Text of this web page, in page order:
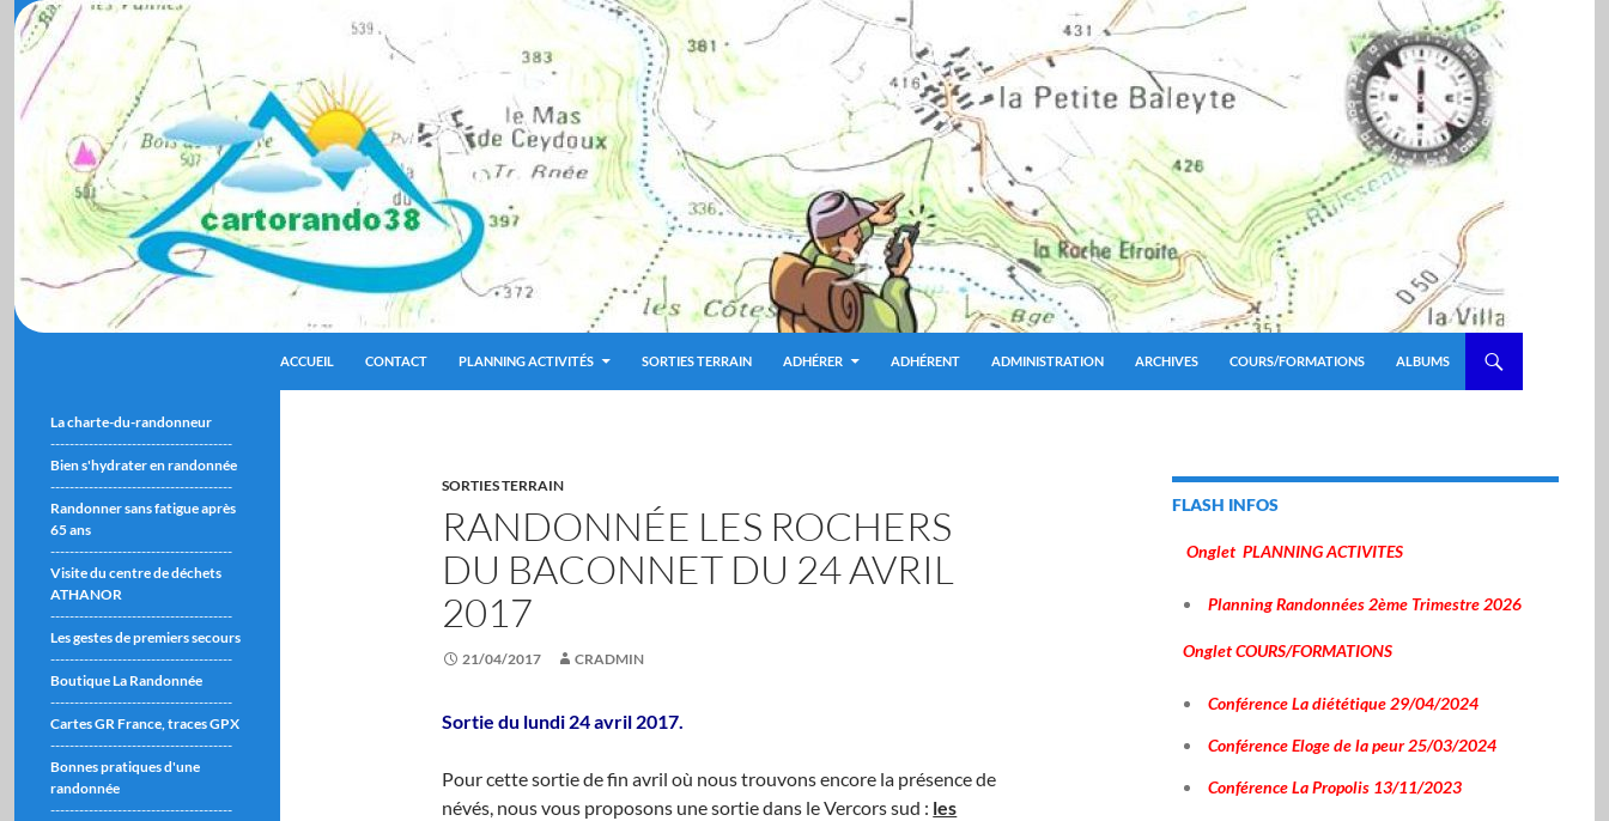
ACCUEIL
CONTACT PLANNING ACTIVITÉS SORTIES TERRAIN ADHÉRER ADHÉRENT ADMINISTRATION ARCHIVES COURS/FORMATIONS ALBUMS
SORTIES TERRAIN
RANDONNÉE LES ROCHERS
DU BACONNET DU 24 AVRIL
2017
21/04/2017 CRADMIN
Sortie du lundi 24 avril 2017.
Pour cette sortie de fin avril où nous trouvons encore la présence de
névés, nous vous proposons une sortie dans le Vercors sud : les
FLASH INFOS
Onglet PLANNING ACTIVITES
Planning Randonnées 2ème Trimestre 2026
Onglet COURS/FORMATIONS
Conférence La diététique 29/04/2024
Conférence Eloge de la peur 25/03/2024
Conférence La Propolis 13/11/2023
La charte-du-randonneur
--------------------------------------
Bien s'hydrater en randonnée
--------------------------------------
Randonner sans fatigue après
65 ans
--------------------------------------
Visite du centre de déchets
ATHANOR
--------------------------------------
Les gestes de premiers secours
--------------------------------------
Boutique La Randonnée
--------------------------------------
Cartes GR France, traces GPX
--------------------------------------
Bonnes pratiques d'une
randonnée
--------------------------------------